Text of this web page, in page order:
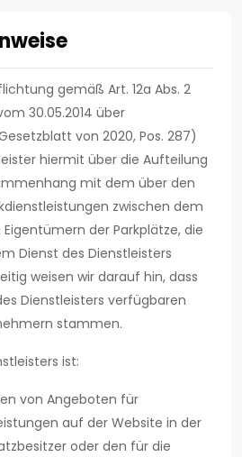
gemäß Art. 12a Abs. 2
30.05.2014 über
von 2020, Pos. 287)
hiermit über die Aufteilung
mit dem über den
zwischen dem
der Parkplätze, die
Dienst des Dienstleisters
weisen wir darauf hin, dass
Dienstleisters verfügbaren
stammen.
ist:
von Angeboten für
auf der Website in der
oder den für die